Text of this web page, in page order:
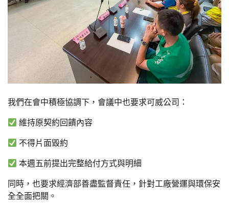
我們在會中積極協調下，會議中也要求可威公司：
維持原契約回饋內容
不得片面毀約
本週五前提出完整給付方式與明細
同時，也要求經濟部善盡監督責任，針對工廠營運與環保安
全全面把關。